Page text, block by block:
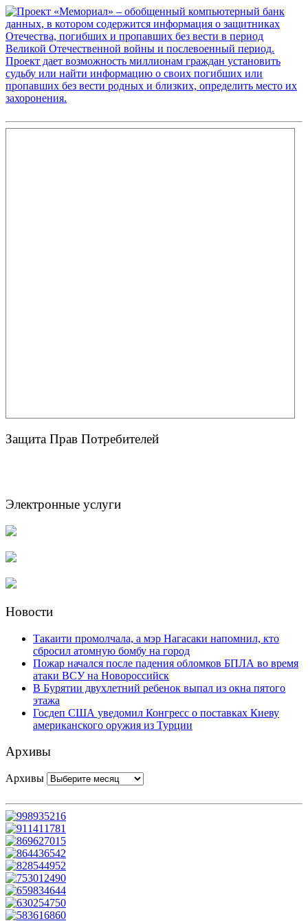
Защита Прав Потребителей
Электронные услуги
Новости
Такаити промолчала, а мэр Нагасаки напомнил, кто
сбросил атомную бомбу на город
Пожар начался после падения обломков БПЛА во время
атаки ВСУ на Новороссийск
В Бурятии двухлетний ребенок выпал из окна пятого
этажа
Госдеп США уведомил Конгресс о поставках Киеву
американского оружия из Турции
Архивы
Архивы